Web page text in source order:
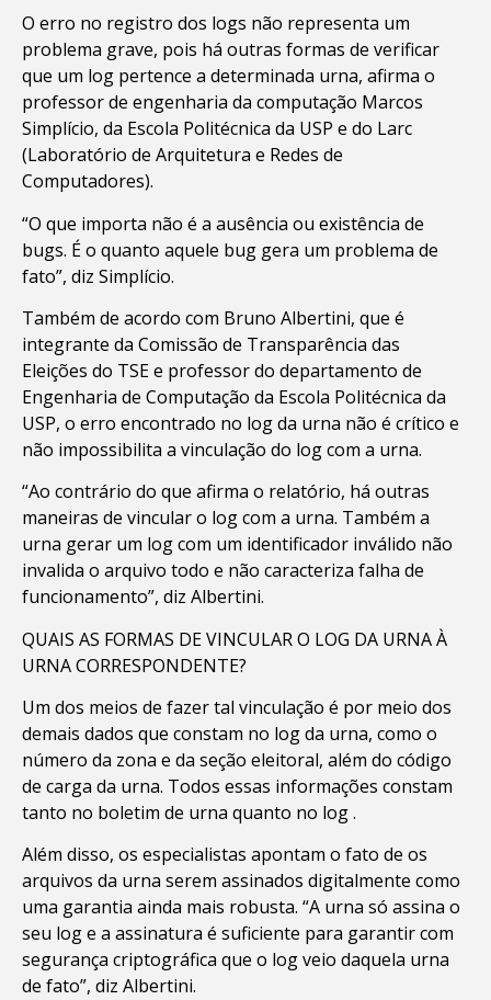
O erro no registro dos logs não representa um
problema grave, pois há outras formas de verificar
que um log pertence a determinada urna, afirma o
professor de engenharia da computação Marcos
Simplício, da Escola Politécnica da USP e do Larc
(Laboratório de Arquitetura e Redes de
Computadores).
“O que importa não é a ausência ou existência de
bugs. É o quanto aquele bug gera um problema de
fato”, diz Simplício.
Também de acordo com Bruno Albertini, que é
integrante da Comissão de Transparência das
Eleições do TSE e professor do departamento de
Engenharia de Computação da Escola Politécnica da
USP, o erro encontrado no log da urna não é crítico e
não impossibilita a vinculação do log com a urna.
“Ao contrário do que afirma o relatório, há outras
maneiras de vincular o log com a urna. Também a
urna gerar um log com um identificador inválido não
invalida o arquivo todo e não caracteriza falha de
funcionamento”, diz Albertini.
QUAIS AS FORMAS DE VINCULAR O LOG DA URNA À
URNA CORRESPONDENTE?
Um dos meios de fazer tal vinculação é por meio dos
demais dados que constam no log da urna, como o
número da zona e da seção eleitoral, além do código
de carga da urna. Todos essas informações constam
tanto no boletim de urna quanto no log .
Além disso, os especialistas apontam o fato de os
arquivos da urna serem assinados digitalmente como
uma garantia ainda mais robusta. “A urna só assina o
seu log e a assinatura é suficiente para garantir com
segurança criptográfica que o log veio daquela urna
de fato”, diz Albertini.